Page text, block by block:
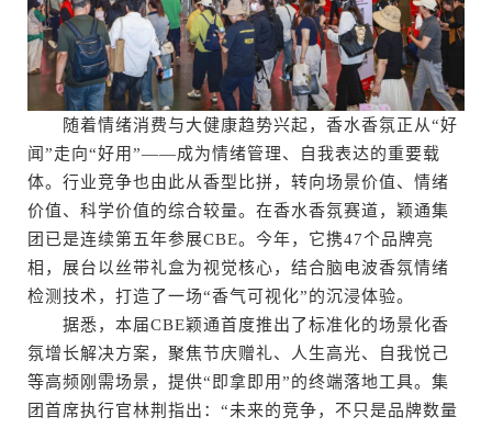
随着情绪消费与大健康趋势兴起，香水香氛正从“好
闻”走向“好用”——成为情绪管理、自我表达的重要载
体。行业竞争也由此从香型比拼，转向场景价值、情绪
价值、科学价值的综合较量。在香水香氛赛道，颖通集
团已是连续第五年参展CBE。今年，它携47个品牌亮
相，展台以丝带礼盒为视觉核心，结合脑电波香氛情绪
检测技术，打造了一场“香气可视化”的沉浸体验。
据悉，本届CBE颖通首度推出了标准化的场景化香
氛增长解决方案，聚焦节庆赠礼、人生高光、自我悦己
等高频刚需场景，提供“即拿即用”的终端落地工具。集
团首席执行官林荆指出：“未来的竞争，不只是品牌数量